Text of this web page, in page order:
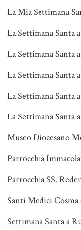
La Mia Settimana
La Settimana Santa
La Settimana Santa
La Settimana Santa
La Settimana
La Settimana Santa
Museo Diocesano
Parrocchia
Parrocchia SS.
Santi Medici Cosma
Settimana Santa a